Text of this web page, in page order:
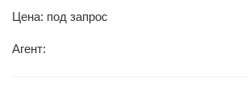
Цена: под запрос
Агент: